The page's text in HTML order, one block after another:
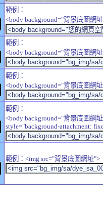
範例：
<body background="背景底圖網
範例：
<body background="背景底圖網
範例：
<body background="背景底圖網
範例：
<body background="背景底圖網
style="background-attachment:
範例：<img src="背景底圖網址">